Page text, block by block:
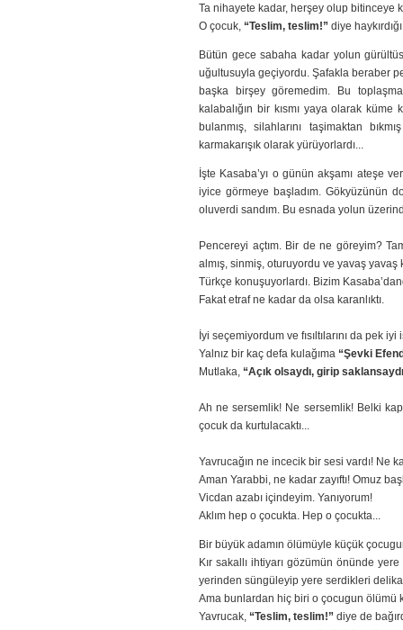
Ta nihayete kadar, herşey olup bitinceye
O çocuk, “Teslim, teslim!” diye
Bütün gece sabaha kadar yolun
uğultusuyla geçiyordu. Şafakla beraber
başka birşey göremedim. Bu
kalabalığın bir kısmı yaya olarak
bulanmış, silahlarını taşimaktan
karmakarışık olarak yürüyorlardı...
İşte Kasaba’yı o günün akşamı ateşe
iyice görmeye başladım. Gökyüzünün
oluverdi sandım. Bu esnada yolun
Pencereyi açtım. Bir de ne göreyim?
almış, sinmiş, oturuyordu ve yavaş yavaş
Türkçe konuşuyorlardı. Bizim
Fakat etraf ne kadar da olsa karanlıktı.
İyi seçemiyordum ve fısıltılarını da pek
Yalnız bir kaç defa kulağıma “Şevki
Mutlaka, “Açık olsaydı, girip
Ah ne sersemlik! Ne sersemlik! Belki
çocuk da kurtulacaktı...
Yavrucağın ne incecik bir sesi vardı! Ne
Aman Yarabbi, ne kadar zayıftı! Omuz
Vicdan azabı içindeyim. Yanıyorum!
Aklım hep o çocukta. Hep o çocukta...
Bir büyük adamın ölümüyle küçük
Kır sakallı ihtiyarı gözümün önünde
yerinden süngüleyip yere serdikleri
Ama bunlardan hiç biri o çocugun ölümü
Yavrucak, “Teslim, teslim!” diye de